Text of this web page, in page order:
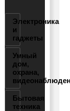
Электроника
и
гаджеты
Умный
дом,
охрана,
Бытовая
техника